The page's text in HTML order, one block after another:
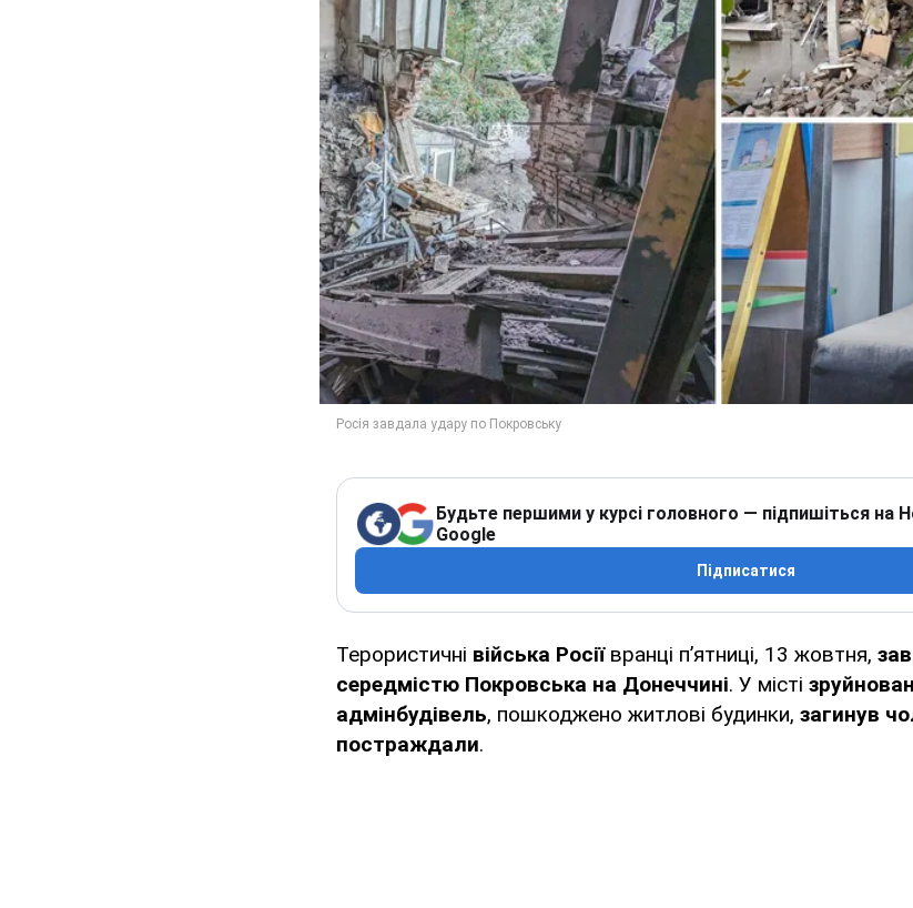
Будьте першими у курсі головного — підпишіться на
Google
Підписатися
Терористичні війська Росіївранці п’ятниці, 13 жовтня,
середмістю Покровська на Донеччині. У місті
адмінбудівель, пошкоджено житлові будинки, загинув
постраждали.